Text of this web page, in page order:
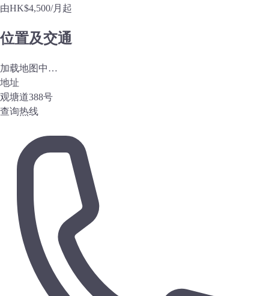
由HK$4,500/月起
位置及交通
加载地图中…
地址
观塘道388号
查询热线